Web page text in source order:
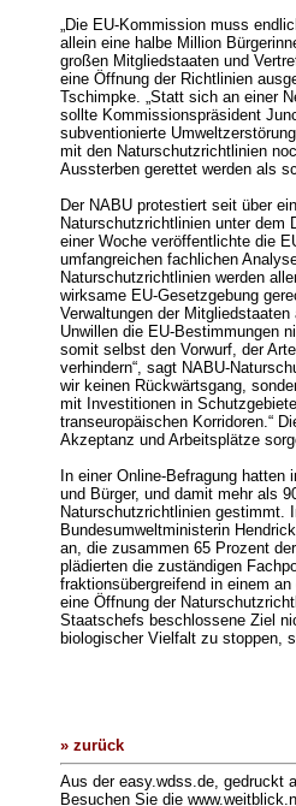
„Die EU-Kommission muss
allein eine halbe Million
großen Mitgliedstaaten und
eine Öffnung der Richtlinien
Tschimpke. „Statt sich an einer
sollte Kommissionspräsident
subventionierte
mit den Naturschutzrichtlinien
Aussterben gerettet werden als
Der NABU protestiert seit über
Naturschutzrichtlinien unter dem
einer Woche veröffentlichte die
umfangreichen fachlichen
Naturschutzrichtlinien werden
wirksame EU-Gesetzgebung
Verwaltungen der
Unwillen die EU-Bestimmungen
somit selbst den Vorwurf, der
verhindern“, sagt NABU-
wir keinen Rückwärtsgang,
mit Investitionen in
transeuropäischen Korridoren.“
Akzeptanz und Arbeitsplätze
In einer Online-Befragung
und Bürger, und damit mehr als
Naturschutzrichtlinien gestimmt.
Bundesumweltministerin
an, die zusammen 65 Prozent
plädierten die zuständigen
fraktionsübergreifend in einem
eine Öffnung der
Staatschefs beschlossene Ziel
biologischer Vielfalt zu stoppen,
» zurück
Aus der easy.wdss.de, gedruckt
Besuchen Sie die